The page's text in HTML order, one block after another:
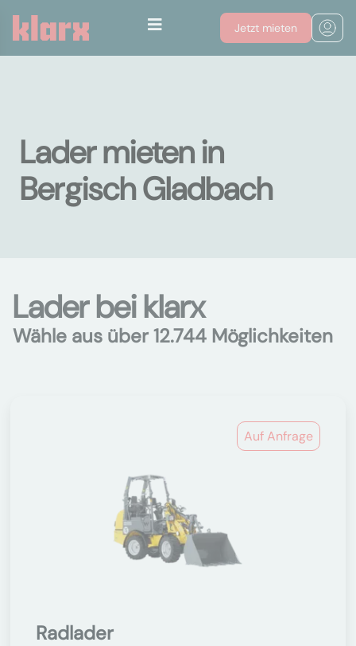
Jetzt mieten
Lader mieten in
Bergisch Gladbach
Lader bei klarx
Wähle aus über 12.744 Möglichkeiten
Auf Anfrage
Radlader